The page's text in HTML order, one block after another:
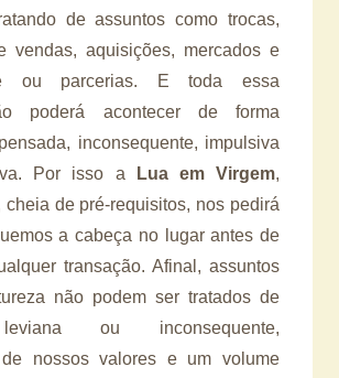
de assuntos como trocas,
vendas, aquisições, mercados e
ou parcerias. E toda essa
poderá acontecer de forma
inconsequente, impulsiva
Por isso a
Lua em Virgem,
cheia de pré-requisitos, nos pedirá
a cabeça no lugar antes de
transação. Afinal, assuntos
não podem ser tratados de
ou inconsequente,
nossos valores e um volume